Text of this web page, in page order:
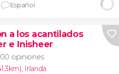
Español
a los acantilados
e Inisheer
opiniones
, Irlanda